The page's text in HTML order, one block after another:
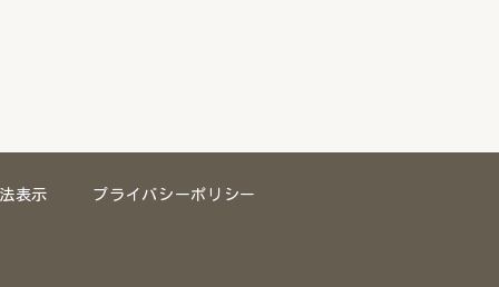
表示 プライバシーポリシー